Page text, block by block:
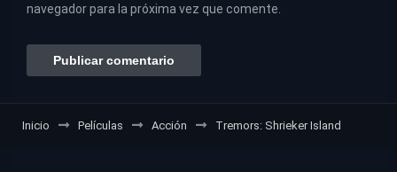
navegador para la próxima vez que comente.
Inicio Películas Acción Tremors: Shrieker Island